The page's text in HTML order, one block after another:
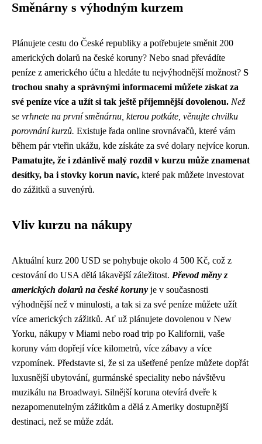
Směnárny s výhodným kurzem
Plánujete cestu do České republiky a potřebujete směnit 200
amerických dolarů na české koruny? Nebo snad převádíte
peníze z amerického účtu a hledáte tu nejvýhodnější možnost? S
trochou snahy a správnými informacemi můžete získat za
své peníze více a užít si tak ještě příjemnější dovolenou. Než
se vrhnete na první směnárnu, kterou potkáte, věnujte chvilku
porovnání kurzů. Existuje řada online srovnávačů, které vám
během pár vteřin ukážu, kde získáte za své dolary nejvíce korun.
Pamatujte, že i zdánlivě malý rozdíl v kurzu může znamenat
desítky, ba i stovky korun navíc, které pak můžete investovat
do zážitků a suvenýrů.
Vliv kurzu na nákupy
Aktuální kurz 200 USD se pohybuje okolo 4 500 Kč, což z
cestování do USA dělá lákavější záležitost. Převod měny z
amerických dolarů na české koruny je v současnosti
výhodnější než v minulosti, a tak si za své peníze můžete užít
více amerických zážitků. Ať už plánujete dovolenou v New
Yorku, nákupy v Miami nebo road trip po Kalifornii, vaše
koruny vám dopřejí více kilometrů, více zábavy a více
vzpomínek. Představte si, že si za ušetřené peníze můžete dopřát
luxusnější ubytování, gurmánské speciality nebo návštěvu
muzikálu na Broadwayi. Silnější koruna otevírá dveře k
nezapomenutelným zážitkům a dělá z Ameriky dostupnější
destinaci, než se může zdát.